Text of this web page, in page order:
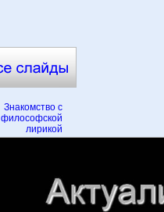
Знакомство с
философской
лирикой